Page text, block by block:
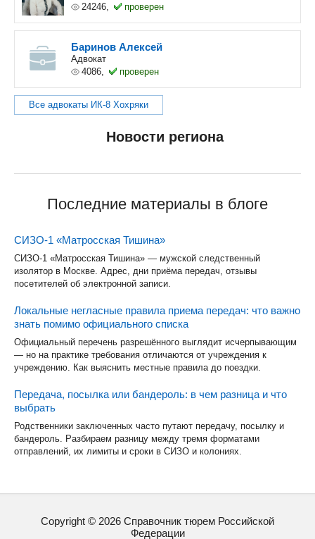
24246,
проверен
Баринов Алексей
Адвокат
4086,
проверен
Все адвокаты ИК-8 Хохряки
Новости региона
Последние материалы в блоге
СИЗО-1 «Матросская Тишина»
СИЗО-1 «Матросская Тишина» — мужской следственный
изолятор в Москве. Адрес, дни приёма передач, отзывы
посетителей об электронной записи.
Локальные негласные правила приема передач: что важно
знать помимо официального списка
Официальный перечень разрешённого выглядит исчерпывающим
— но на практике требования отличаются от учреждения к
учреждению. Как выяснить местные правила до поездки.
Передача, посылка или бандероль: в чем разница и что
выбрать
Родственники заключенных часто путают передачу, посылку и
бандероль. Разбираем разницу между тремя форматами
отправлений, их лимиты и сроки в СИЗО и колониях.
Copyright © 2026 Справочник тюрем Российской
Федерации